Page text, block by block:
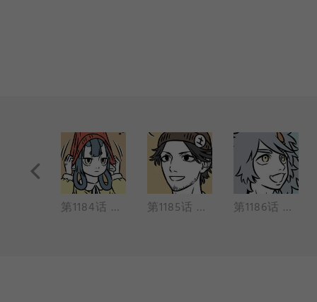
第1184话 投我以木桃，报之以琼瑶 第1185话 锄禾日当午，上班好辛苦 第1186话 路人借问遥招手，怕得鱼惊不应人